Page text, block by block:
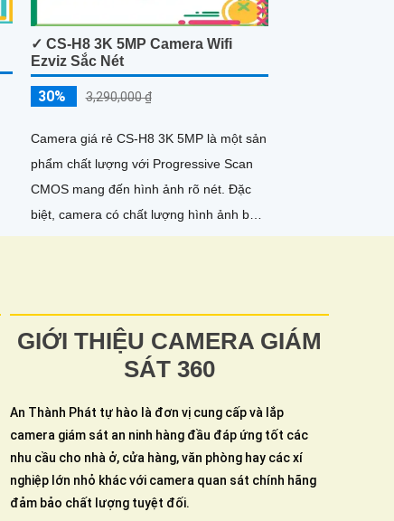
✓ CS-H8 3K 5MP Camera Wifi
Ezviz Sắc Nét
30% 3,290,000 ₫
Camera giá rẻ CS-H8 3K 5MP là một sản
phẩm chất lượng với Progressive Scan
CMOS mang đến hình ảnh rõ nét. Đặc
biệt, camera có chất lượng hình ảnh ban
đêm với khả năng quan sát tối đa 30m
GIỚI THIỆU CAMERA GIÁM
SÁT 360
An Thành Phát tự hào là đơn vị cung cấp và lắp
camera giám sát an ninh hàng đầu đáp ứng tốt các
nhu cầu cho nhà ở, cửa hàng, văn phòng hay các xí
nghiệp lớn nhỏ khác với camera quan sát chính hãng
đảm bảo chất lượng tuyệt đối.